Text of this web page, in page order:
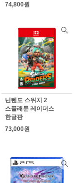
74,800원
닌텐도 스위치 2
스플래툰 레이더스
한글판
73,000원